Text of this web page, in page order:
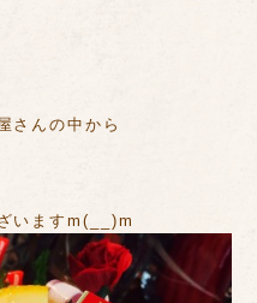
さんの中から
いますm(__)m